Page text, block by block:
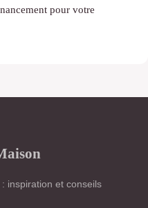
pour votre
inspiration et conseils